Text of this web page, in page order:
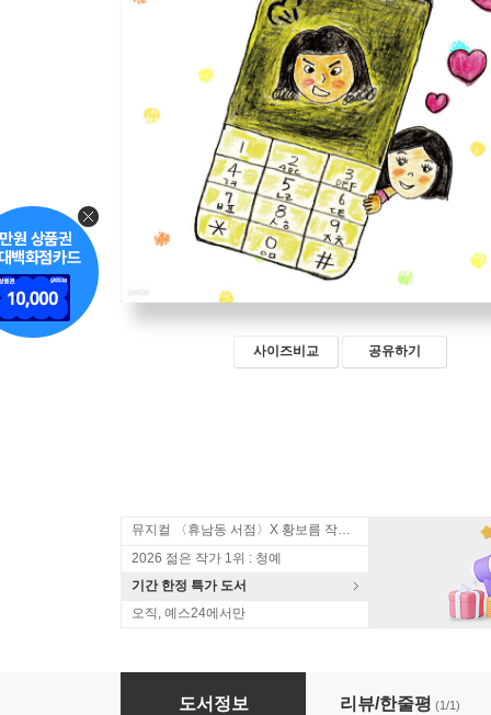
사이즈비교 공유하기
뮤지컬 〈휴남동 서점〉X 황보름 작가 북토크
2026 젊은 작가 1위 : 청예
기간 한정 특가 도서
오직, 예스24에서만
엄마가 핸드폰으로 변하니까
도서정보 리뷰/한줄평 (1/1)